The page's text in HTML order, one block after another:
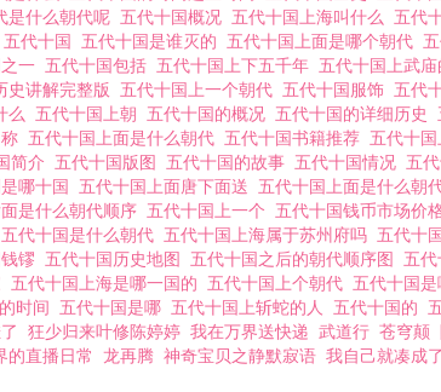
是什么朝代呢 五代十国概况 五代十国上海叫什么 五代
五代十国 五代十国是谁灭的 五代十国上面是哪个朝代
一 五代十国包括 五代十国上下五千年 五代十国上武庙
史讲解完整版 五代十国上一个朝代 五代十国服饰 五代
么 五代十国上朝 五代十国的概况 五代十国的详细历史
五代十国上面是什么朝代 五代十国书籍推荐 五代十
简介 五代十国版图 五代十国的故事 五代十国情况 五
哪十国 五代十国上面唐下面送 五代十国上面是什么朝
是什么朝代顺序 五代十国上一个 五代十国钱币市场价
五代十国是什么朝代 五代十国上海属于苏州府吗 五代十
镠 五代十国历史地图 五代十国之后的朝代顺序图 五
五代十国上海是哪一国的 五代十国上个朝代 五代十国是
时间 五代十国是哪 五代十国上斩蛇的人 五代十国的
狂少归来叶修陈婷婷 我在万界送快递 武道行 苍穹颠
的直播日常 龙再腾 神奇宝贝之静默寂语 我自己就凑成